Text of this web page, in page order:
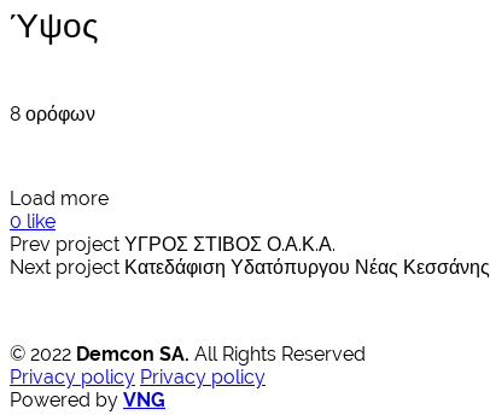
Ύψος
8 ορόφων
Load more
0 like
Prev project ΥΓΡΟΣ ΣΤΙΒΟΣ Ο.Α.Κ.Α.
Next project Κατεδάφιση Υδατόπυργου Νέας Κεσσάνης
© 2022 Demcon SA. All Rights Reserved
Privacy policy Privacy policy
Powered by VNG